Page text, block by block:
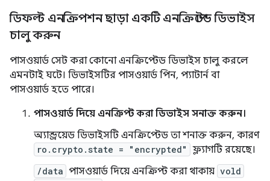
ডিফল্ট এনক্রিপশন ছাড়া একটি এনক্রিপ্টেড ডিভাইস
চালু করুন
পাসওয়ার্ড সেট করা কোনো এনক্রিপ্টেড ডিভাইস চালু করলে
এমনটাই ঘটে। ডিভাইসটির পাসওয়ার্ড পিন, প্যাটার্ন বা
পাসওয়ার্ড হতে পারে।
পাসওয়ার্ড দিয়ে এনক্রিপ্ট করা ডিভাইস সনাক্ত করুন।
অ্যান্ড্রয়েড ডিভাইসটি এনক্রিপ্টেড তা শনাক্ত করুন, কারণ
ro.crypto.state = "encrypted" ফ্ল্যাগটি রয়েছে।
/data পাসওয়ার্ড দিয়ে এনক্রিপ্ট করা থাকায় vold